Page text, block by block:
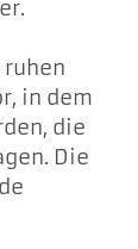
ruhen
in dem
die
Die